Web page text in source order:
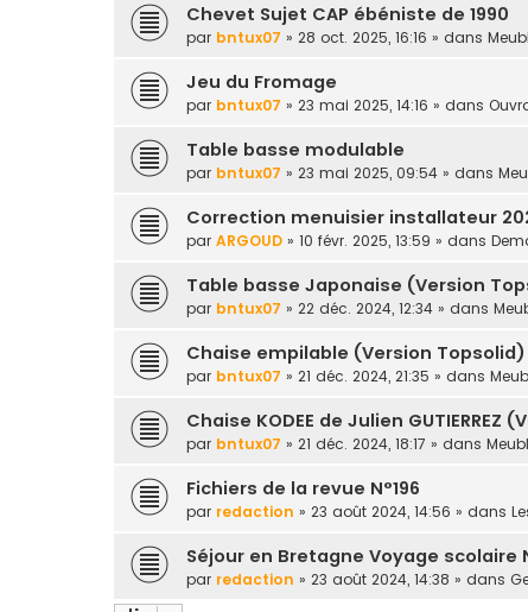
Chevet Sujet CAP ébéniste de 1990
par bntux07 » 28 oct. 2025, 16:16 » dans
Jeu du Fromage
par bntux07 » 23 mai 2025, 14:16 » dans
Table basse modulable
par bntux07 » 23 mai 2025, 09:54 » dans
Correction menuisier installateur
par ARGOUD » 10 févr. 2025, 13:59 » dans
Table basse Japonaise (Version
par bntux07 » 22 déc. 2024, 12:34 » dans
Chaise empilable (Version Topsolid)
par bntux07 » 21 déc. 2024, 21:35 » dans
Chaise KODEE de Julien GUTIERREZ
par bntux07 » 21 déc. 2024, 18:17 » dans
Fichiers de la revue N°196
par redaction » 23 août 2024, 14:56 » dans
Séjour en Bretagne Voyage scolaire
par redaction » 23 août 2024, 14:38 » dans